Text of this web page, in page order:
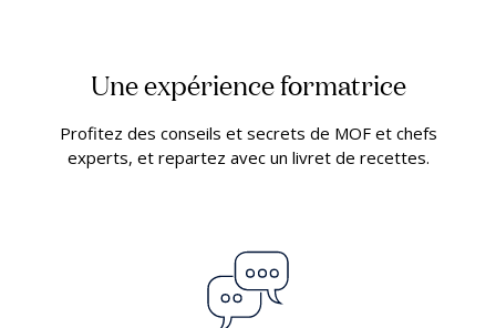
Une expérience formatrice
Profitez des conseils et secrets de MOF et chefs
experts, et repartez avec un livret de recettes.